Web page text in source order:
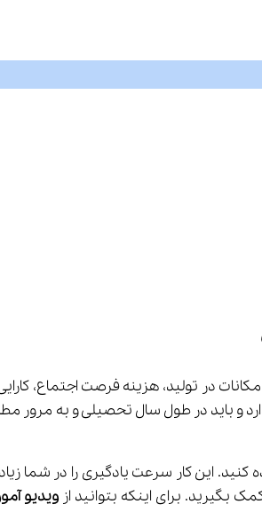
و باید در طول سال تحصیلی و به مرور
ویدیو